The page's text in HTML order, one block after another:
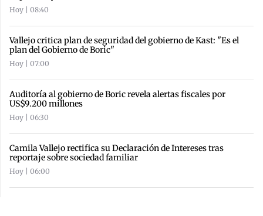
Hoy | 08:40
Vallejo critica plan de seguridad del gobierno de Kast: "Es el
plan del Gobierno de Boric"
Hoy | 07:00
Auditoría al gobierno de Boric revela alertas fiscales por
US$9.200 millones
Hoy | 06:30
Camila Vallejo rectifica su Declaración de Intereses tras
reportaje sobre sociedad familiar
Hoy | 06:00